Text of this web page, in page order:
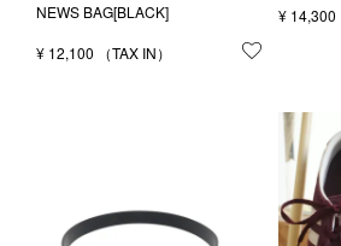
NEWS BAG[BLACK]
¥ 12,100
¥ 14,300